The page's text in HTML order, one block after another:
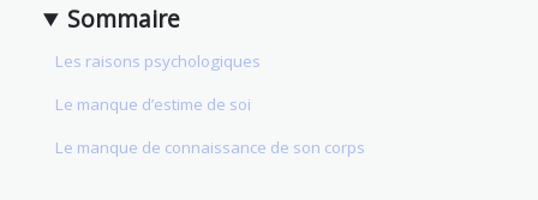
Sommaire
Les raisons psychologiques
Le manque d’estime de soi
Le manque de connaissance de son corps